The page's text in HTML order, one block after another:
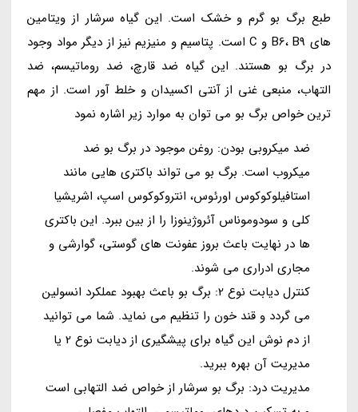
طبع برگ بو گرم و خشک است. این گیاه سرشار از ویتامین
های B6، B9 و C است. پتاسیم و منیزیم نیز از دیگر مواد وجود
در برگ بو هستند. این گیاه ضد قارچ، ضد روماتیسم، ضد
التهاب، منبعی غنی از آنتی اکسیدان و خلط آور است. از مهم
ترین خواص برگ بو می توان به موارد زیر اشاره نمود
ضد میکروبی بودن: روغن موجود در برگ بو ضد
میکروب است. برگ بو می تواند باکتری هایی مانند
استافیلوکوکوس اورئوس، انتروکوکوس اسپ، اشریشیا
کلی و سودوموناس آئروژینوزا را از بین ببرد. این باکتری
ها در نهایت باعث بروز عفونت های گوستی، گوارشی و
مجاری ادراری می شوند.
کنترل دیابت نوع 2: برگ بو باعث بهبود عملکرد انسولین
می گردد و قند خون را تنظیم می نماید. شما می توانید
از دم نوش این گیاه برای پیشگیری از دیابت نوع 2 یا
مدیریت آن بهره ببرید.
مدیریت درد: برگ بو سرشار از خواص ضد التهابی است